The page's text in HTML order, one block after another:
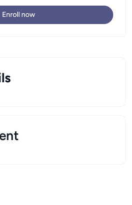
Enroll now